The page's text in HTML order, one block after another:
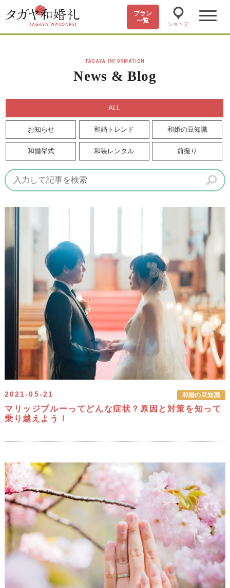
プラン
一覧
ショップ
TAGAYA INFORMATION
News & Blog
ALL
お知らせ 和婚トレンド 和婚の豆知識
和婚挙式 和装レンタル 前撮り
2021-05-21 和婚の豆知識
マリッジブルーってどんな症状？原因と対策を知って
乗り越えよう！